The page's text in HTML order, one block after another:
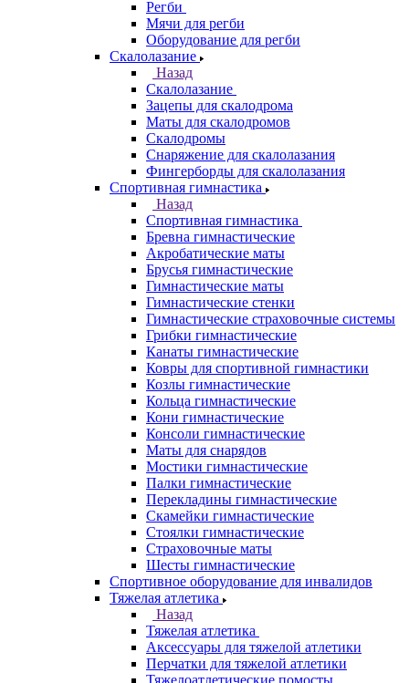
Регби
Мячи для регби
Оборудование для регби
Скалолазание
Назад
Скалолазание
Зацепы для скалодрома
Маты для скалодромов
Скалодромы
Снаряжение для скалолазания
Фингерборды для скалолазания
Спортивная гимнастика
Назад
Спортивная гимнастика
Бревна гимнастические
Акробатические маты
Брусья гимнастические
Гимнастические маты
Гимнастические стенки
Гимнастические страховочные системы
Грибки гимнастические
Канаты гимнастические
Ковры для спортивной гимнастики
Козлы гимнастические
Кольца гимнастические
Кони гимнастические
Консоли гимнастические
Маты для снарядов
Мостики гимнастические
Палки гимнастические
Перекладины гимнастические
Скамейки гимнастические
Стоялки гимнастические
Страховочные маты
Шесты гимнастические
Спортивное оборудование для инвалидов
Тяжелая атлетика
Назад
Тяжелая атлетика
Аксессуары для тяжелой атлетики
Перчатки для тяжелой атлетики
Тяжелоатлетические помосты